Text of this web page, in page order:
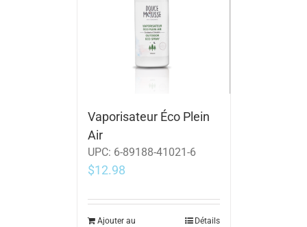
Vaporisateur Éco Plein
Air
UPC: 6-89188-41021-6
$12.98
Ajouter au
Détails